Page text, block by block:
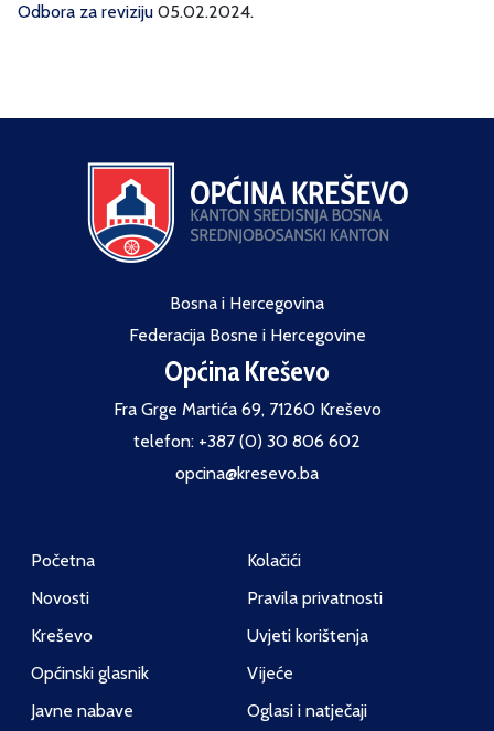
Odbora za reviziju 05.02.2024.
Bosna i Hercegovina
Federacija Bosne i Hercegovine
Općina Kreševo
Fra Grge Martića 69, 71260 Kreševo
telefon: +387 (0) 30 806 602
opcina@kresevo.ba
Početna
Novosti
Kreševo
Općinski glasnik
Javne nabave
Kolačići
Pravila privatnosti
Uvjeti korištenja
Vijeće
Oglasi i natječaji